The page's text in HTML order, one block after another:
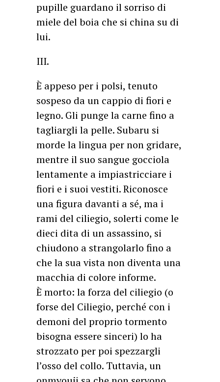
pupille guardano il sorriso di
miele del boia che si china su di
lui.
III.
È appeso per i polsi, tenuto
sospeso da un cappio di fiori e
legno. Gli punge la carne fino a
tagliargli la pelle. Subaru si
morde la lingua per non gridare,
mentre il suo sangue gocciola
lentamente a impiastricciare i
fiori e i suoi vestiti. Riconosce
una figura davanti a sé, ma i
rami del ciliegio, solerti come le
dieci dita di un assassino, si
chiudono a strangolarlo fino a
che la sua vista non diventa una
macchia di colore informe.
È morto: la forza del ciliegio (o
forse del Ciliegio, perché con i
demoni del proprio tormento
bisogna essere sinceri) lo ha
strozzato per poi spezzargli
l’osso del collo. Tuttavia, un